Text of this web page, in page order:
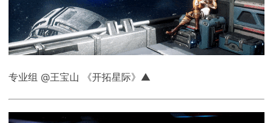
专业组 @王宝山 《开拓星际》▲